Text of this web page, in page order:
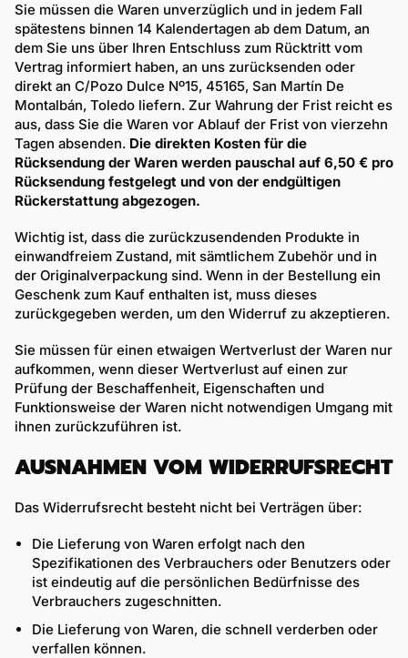
Sie müssen die Waren unverzüglich und in jedem Fall
spätestens binnen 14 Kalendertagen ab dem Datum, an
dem Sie uns über Ihren Entschluss zum Rücktritt vom
Vertrag informiert haben, an uns zurücksenden oder
direkt an C/Pozo Dulce Nº15, 45165, San Martín De
Montalbán, Toledo liefern. Zur Wahrung der Frist reicht es
aus, dass Sie die Waren vor Ablauf der Frist von vierzehn
Tagen absenden. Die direkten Kosten für die
Rücksendung der Waren werden pauschal auf 6,50 € pro
Rücksendung festgelegt und von der endgültigen
Rückerstattung abgezogen.
Wichtig ist, dass die zurückzusendenden Produkte in
einwandfreiem Zustand, mit sämtlichem Zubehör und in
der Originalverpackung sind. Wenn in der Bestellung ein
Geschenk zum Kauf enthalten ist, muss dieses
zurückgegeben werden, um den Widerruf zu akzeptieren.
Sie müssen für einen etwaigen Wertverlust der Waren nur
aufkommen, wenn dieser Wertverlust auf einen zur
Prüfung der Beschaffenheit, Eigenschaften und
Funktionsweise der Waren nicht notwendigen Umgang mit
ihnen zurückzuführen ist.
AUSNAHMEN VOM WIDERRUFSRECHT
Das Widerrufsrecht besteht nicht bei Verträgen über:
Die Lieferung von Waren erfolgt nach den
Spezifikationen des Verbrauchers oder Benutzers oder
ist eindeutig auf die persönlichen Bedürfnisse des
Verbrauchers zugeschnitten.
Die Lieferung von Waren, die schnell verderben oder
verfallen können.